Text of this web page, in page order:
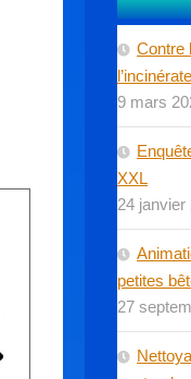
Contre
9 mars
XXL
24 janvier
petites
27